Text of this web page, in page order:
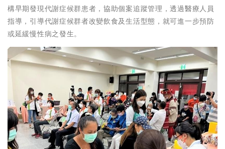
構早期發現代謝症候群患者，協助個案追蹤管理，透過醫療人員
指導，引導代謝症候群者改變飲食及生活型態，就可進一步預防
或延緩慢性病之發生。